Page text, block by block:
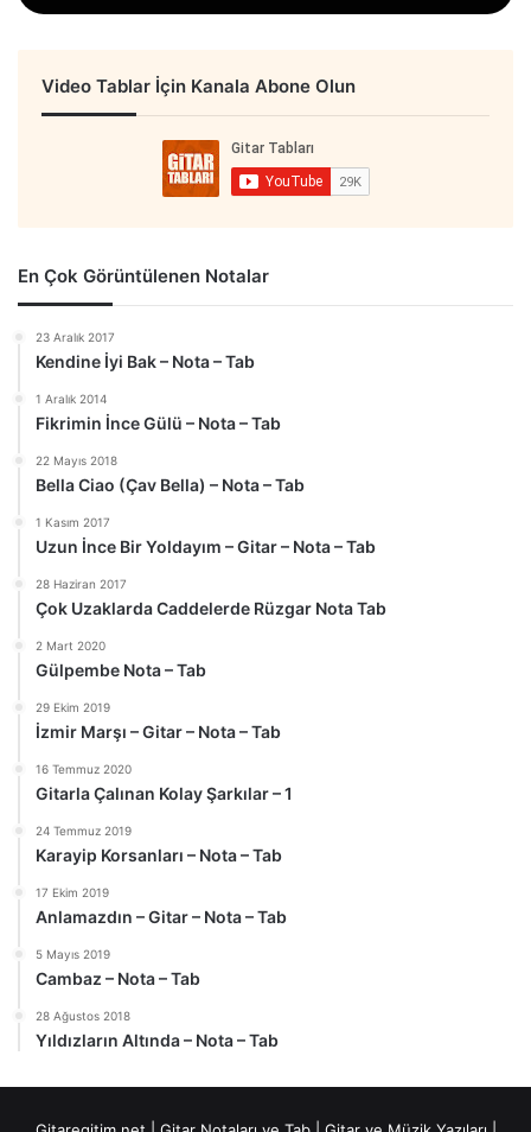
Video Tablar İçin Kanala Abone Olun
En Çok Görüntülenen Notalar
23 Aralık 2017
Kendine İyi Bak – Nota – Tab
1 Aralık 2014
Fikrimin İnce Gülü – Nota – Tab
22 Mayıs 2018
Bella Ciao (Çav Bella) – Nota – Tab
1 Kasım 2017
Uzun İnce Bir Yoldayım – Gitar – Nota – Tab
28 Haziran 2017
Çok Uzaklarda Caddelerde Rüzgar Nota Tab
2 Mart 2020
Gülpembe Nota – Tab
29 Ekim 2019
İzmir Marşı – Gitar – Nota – Tab
16 Temmuz 2020
Gitarla Çalınan Kolay Şarkılar – 1
24 Temmuz 2019
Karayip Korsanları – Nota – Tab
17 Ekim 2019
Anlamazdın – Gitar – Nota – Tab
5 Mayıs 2019
Cambaz – Nota – Tab
28 Ağustos 2018
Yıldızların Altında – Nota – Tab